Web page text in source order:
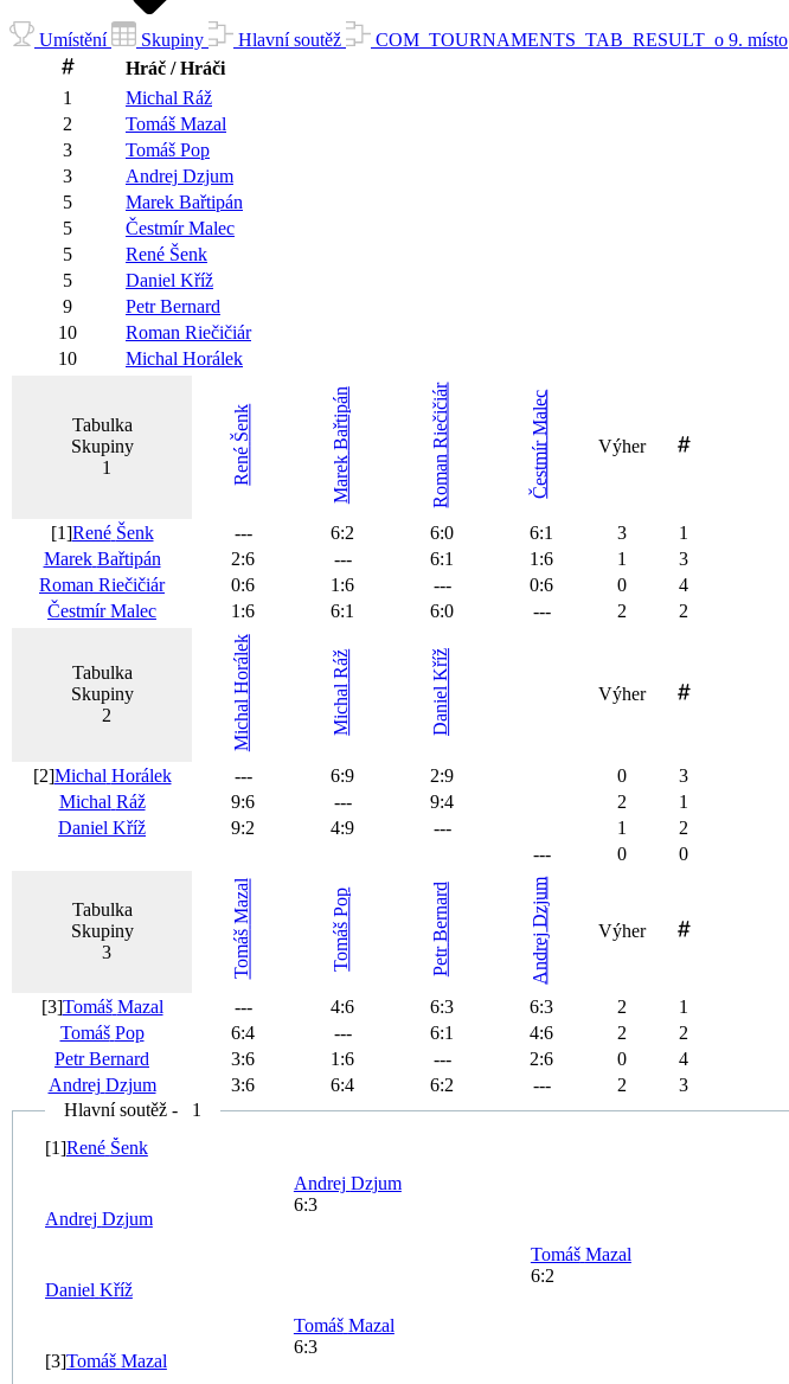
Umístění Skupiny Hlavní soutěž
COM_TOURNAMENTS_TAB_RESULT_o 9. místo
Hráč / Hráči
1
Michal Ráž
2
Tomáš Mazal
3
Tomáš Pop
3
Andrej Dzjum
5
Marek Bařtipán
5
Čestmír Malec
5
René Šenk
5
Daniel Kříž
9
Petr Bernard
10
Roman Riečičiár
10
Michal Horálek
Tabulka
Skupiny
1
René
Šenk
Marek
Bařtipán
Roman
Riečičiár
Čestmír
Malec
Výher
[1]René Šenk --- 6:2 6:0 6:1 3
1
Marek Bařtipán 2:6 --- 6:1 1 :6 1
3
Roman Riečičiár 0:6 1 :6 --- 0:6 0
4
Čestmír Malec 1 :6 6:1 6:0 --- 2 2
Tabulka
Skupiny
2
Michal
Horálek
Michal
Ráž
Daniel
Kříž
Výher
[2]Michal Horálek --- 6:9 2:9 0
3
Michal Ráž 9:6 --- 9:4 2
1
Daniel Kříž 9:2 4:9 --- 1
2
---
0 0
Tabulka
Skupiny
3
Tomáš
Mazal
Tomáš
Pop
Petr
Bernard
Andrej
Dzjum
Výher
[3]Tomáš Mazal --- 4:6 6:3 6:3 2
1
Tomáš Pop 6:4 --- 6:1 4:6 2
2
Petr Bernard 3:6 1 :6 --- 2:6 0
4
Andrej Dzjum 3:6 6:4 6:2 --- 2
3
Hlavní soutěž - 1
[1]René Šenk
Andrej Dzjum
Daniel Kříž
[3]Tomáš Mazal
Andrej Dzjum
6:3
Tomáš Mazal
6:3
Tomáš Mazal
6:2